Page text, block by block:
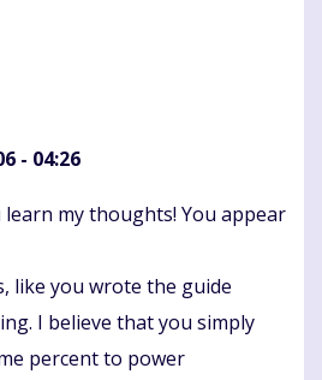
- 04:26
learn my thoughts! You appear
like you wrote the guide
I believe that you simply
percent to power